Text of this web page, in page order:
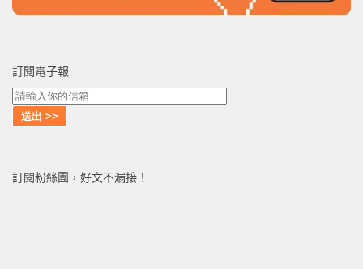
訂閱電子報
訂閱粉絲團，好文不漏接！